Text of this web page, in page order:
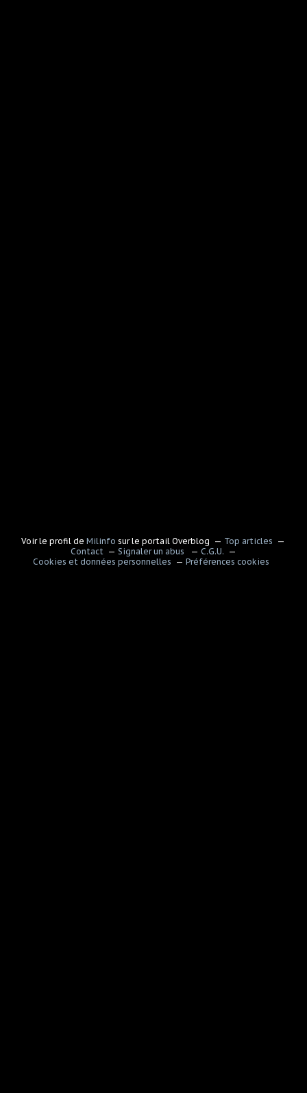
Voir le profil deMilinfo sur le portail Overblog
Top articles
Contact
Signaler un abus
C.G.U.
Cookies et données personnelles
Préférences cookies